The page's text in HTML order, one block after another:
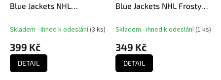
Blue Jackets NHL
Skladem - ihned k odeslání(3 ks)
399 Kč
DETAIL
Blue Jackets NHL Frosty
Skladem - ihned k odeslání(1 ks)
349 Kč
DETAIL